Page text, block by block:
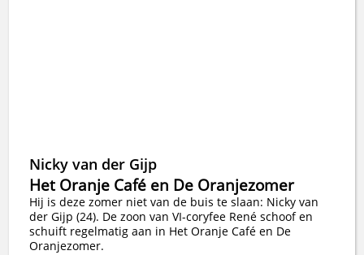
Nicky van der Gijp
Het Oranje Café en De Oranjezomer
Hij is deze zomer niet van de buis te slaan: Nicky van
der Gijp (24). De zoon van VI-coryfee René schoof en
schuift regelmatig aan in Het Oranje Café en De
Oranjezomer.